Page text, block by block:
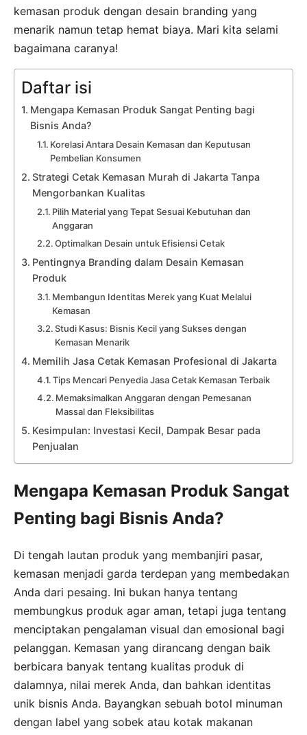
kemasan produk dengan desain branding yang
menarik namun tetap hemat biaya. Mari kita selami
bagaimana caranya!
Daftar isi
Mengapa Kemasan Produk Sangat Penting bagi
Bisnis Anda?
Korelasi Antara Desain Kemasan dan Keputusan
Pembelian Konsumen
Strategi Cetak Kemasan Murah di Jakarta Tanpa
Mengorbankan Kualitas
Pilih Material yang Tepat Sesuai Kebutuhan dan
Anggaran
Optimalkan Desain untuk Efisiensi Cetak
Pentingnya Branding dalam Desain Kemasan
Produk
Membangun Identitas Merek yang Kuat Melalui
Kemasan
Studi Kasus: Bisnis Kecil yang Sukses dengan
Kemasan Menarik
Memilih Jasa Cetak Kemasan Profesional di Jakarta
Tips Mencari Penyedia Jasa Cetak Kemasan Terbaik
Memaksimalkan Anggaran dengan Pemesanan
Massal dan Fleksibilitas
Kesimpulan: Investasi Kecil, Dampak Besar pada
Penjualan
Mengapa Kemasan Produk Sangat
Penting bagi Bisnis Anda?
Di tengah lautan produk yang membanjiri pasar,
kemasan menjadi garda terdepan yang membedakan
Anda dari pesaing. Ini bukan hanya tentang
membungkus produk agar aman, tetapi juga tentang
menciptakan pengalaman visual dan emosional bagi
pelanggan. Kemasan yang dirancang dengan baik
berbicara banyak tentang kualitas produk di
dalamnya, nilai merek Anda, dan bahkan identitas
unik bisnis Anda. Bayangkan sebuah botol minuman
dengan label yang sobek atau kotak makanan